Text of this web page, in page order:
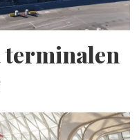
terminalen